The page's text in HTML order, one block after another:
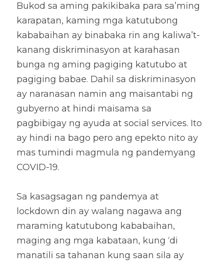
Bukod sa aming pakikibaka para sa’ming
karapatan, kaming mga katutubong
kababaihan ay binabaka rin ang kaliwa’t-
kanang diskriminasyon at karahasan
bunga ng aming pagiging katutubo at
pagiging babae. Dahil sa diskriminasyon
ay naranasan namin ang maisantabi ng
gubyerno at hindi maisama sa
pagbibigay ng ayuda at social services. Ito
ay hindi na bago pero ang epekto nito ay
mas tumindi magmula ng pandemyang
COVID-19.
Sa kasagsagan ng pandemya at
lockdown din ay walang nagawa ang
maraming katutubong kababaihan,
maging ang mga kabataan, kung ‘di
manatili sa tahanan kung saan sila ay